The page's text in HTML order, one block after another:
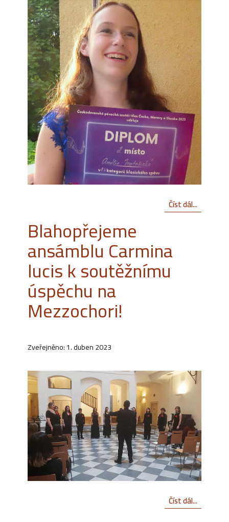
Číst dál...
Blahopřejeme
ansámblu Carmina
lucis k soutěžnímu
úspěchu na
Mezzochori!
Zveřejněno: 1. duben 2023
Číst dál...